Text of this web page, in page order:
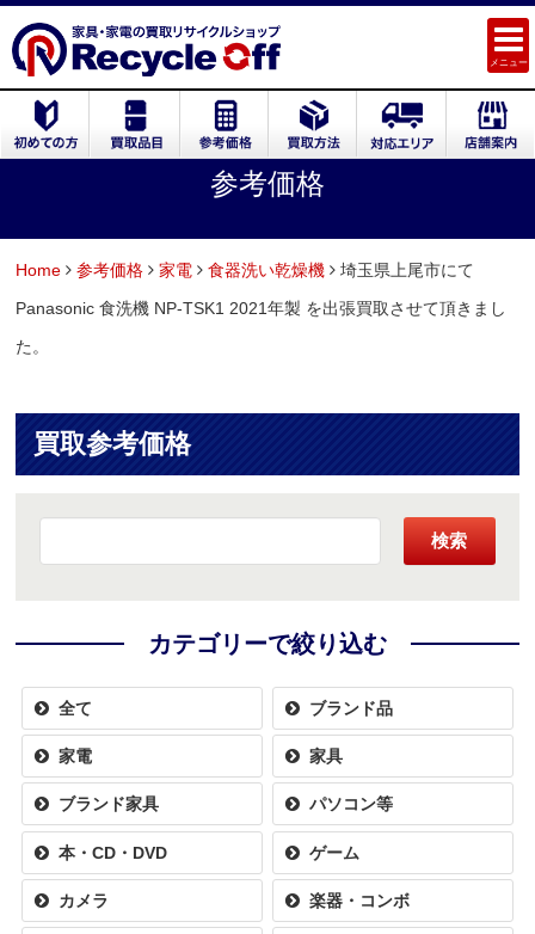
メニュー
参考価格
Home 参考価格 家電 食器洗い乾燥機
埼玉県上尾市にて
Panasonic 食洗機 NP-TSK1 2021年製 を出張買取させて頂きまし
た。
買取参考価格
検索
カテゴリーで絞り込む
全て ブランド品
家電 家具
ブランド家具 パソコン等
本・CD・DVD ゲーム
カメラ 楽器・コンボ